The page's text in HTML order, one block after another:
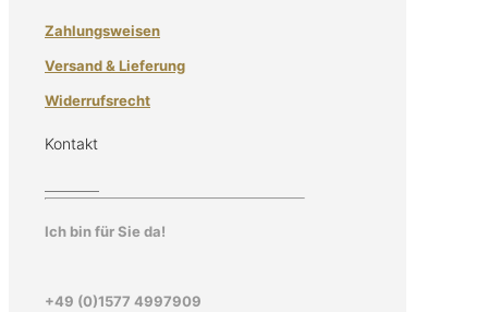
Zahlungsweisen
Versand & Lieferung
Widerrufsrecht
Kontakt
Ich bin für Sie da!
+49 (0)1577 4997909